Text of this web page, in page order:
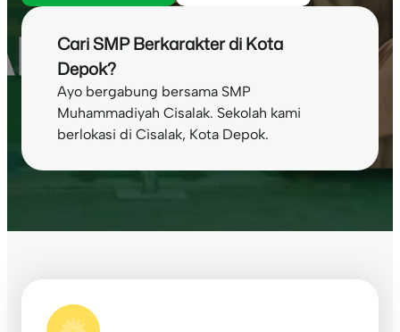
Cari SMP Berkarakter di Kota
Depok?
Ayo bergabung bersama SMP
Muhammadiyah Cisalak. Sekolah kami
berlokasi di Cisalak, Kota Depok.